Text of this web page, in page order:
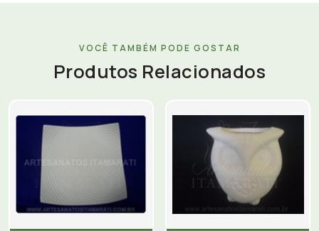
VOCÊ TAMBÉM PODE GOSTAR
Produtos Relacionados